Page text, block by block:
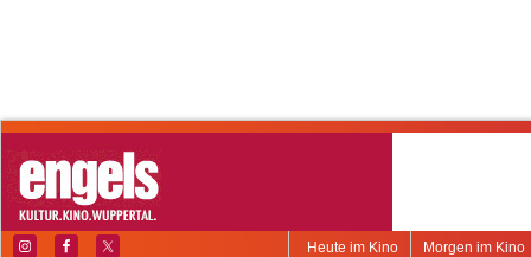
Morgen im Kino
Heute im Kino